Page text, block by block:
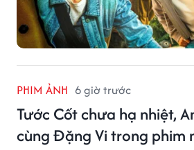
PHIM ẢNH 6 giờ trước
Tước Cốt chưa hạ nhiệt,
cùng Đặng Vi trong phim